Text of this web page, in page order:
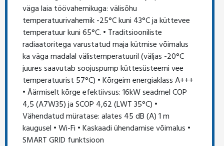
väga laia töövahemikuga: välisõhu
temperatuurivahemik -25°C kuni 43°C ja küttevee
temperatuur kuni 65°C. • Traditsiooniliste
radiaatoritega varustatud maja kütmise võimalus
ka väga madalal välistemperatuuril (väljas -20°C
juures saavutab soojuspump küttesüsteemi vee
temperatuurist 57°C) • Kõrgeim energiaklass A+++
• Äärmiselt kõrge efektiivsus: 16kW seadmel COP
4,5 (A7W35) ja SCOP 4,62 (LWT 35°C) •
Vähendatud müratase: alates 45 dB (A) 1 m
kaugusel • Wi-Fi • Kaskaadi ühendamise võimalus •
SMART GRID funktsioon